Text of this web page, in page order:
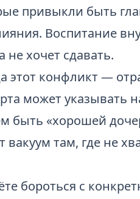
привыкли быть
Воспитание
хочет сдавать.
этот конфликт —
может указывать
быть «хорошей
там, где не
бороться с